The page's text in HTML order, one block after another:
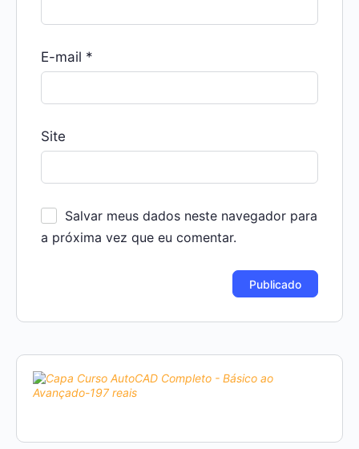
E-mail *
Site
Salvar meus dados neste navegador para
a próxima vez que eu comentar.